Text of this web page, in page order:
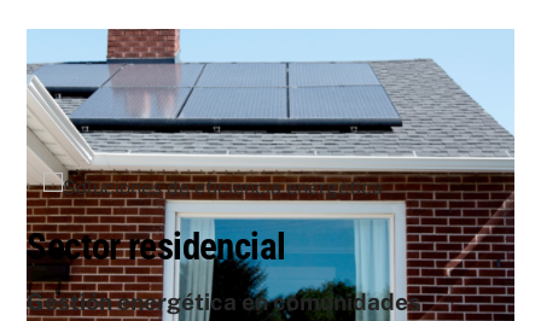
Sector residencial
Gestión energética en comunidades